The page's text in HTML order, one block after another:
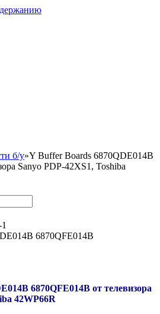
б/у»Y Buffer Boards 6870QDE014B
Sanyo PDP-42XS1, Toshiba
6870QFE014B от телевизора
42WP66R